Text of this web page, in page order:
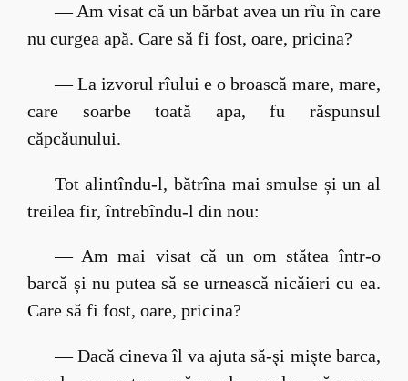
— Am visat că un bărbat avea un rîu în care
nu curgea apă. Care să fi fost, oare, pricina?
— La izvorul rîului e o broască mare, mare,
care soarbe toată apa, fu răspunsul
căpcăunului.
Tot alintîndu-l, bătrîna mai smulse și un al
treilea fir, întrebîndu-l din nou:
— Am mai visat că un om stătea într-o
barcă și nu putea să se urnească nicăieri cu ea.
Care să fi fost, oare, pricina?
— Dacă cineva îl va ajuta să-şi mişte barca,